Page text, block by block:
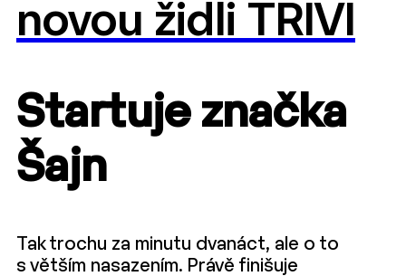
novou židli TRIVI
Startuje značka
Šajn
Tak trochu za minutu dvanáct, ale o to
s větším nasazením. Právě finišuje